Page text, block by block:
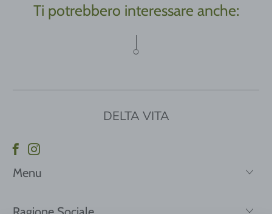
Ti potrebbero interessare anche:
DELTA VITA
Menu